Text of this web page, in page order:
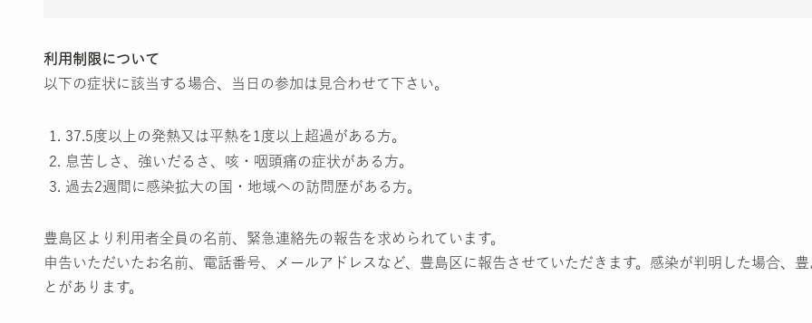
利用制限について
以下の症状に該当する場合、当日の参加は見合わせて下さい。
37.5度以上の発熱又は平熱を1度以上超過がある方。
息苦しさ、強いだるさ、咳・咽頭痛の症状がある方。
過去2週間に感染拡大の国・地域への訪問歴がある方。
豊島区より利用者全員の名前、緊急連絡先の報告を求められています。
申告いただいたお名前、電話番号、メールアドレスなど、豊島区に報告させていただきます。感染が判明した場合、
とがあります。